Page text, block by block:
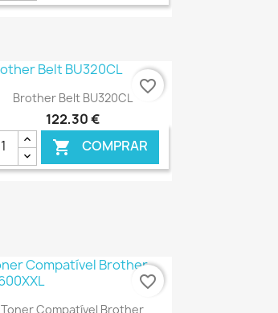
€ ONLINE
Ver+
Brother Belt BU320CL
122,30 €
 COMPRAR
favorite_border
Ver+
Toner Compatível Brother
favorite_border